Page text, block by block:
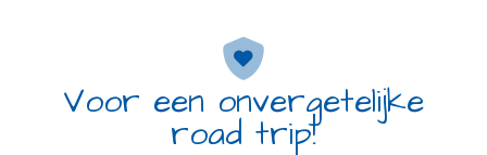
Voor een onvergetelijke
road trip!